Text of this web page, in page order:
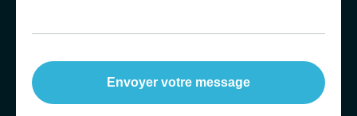
Envoyer votre message